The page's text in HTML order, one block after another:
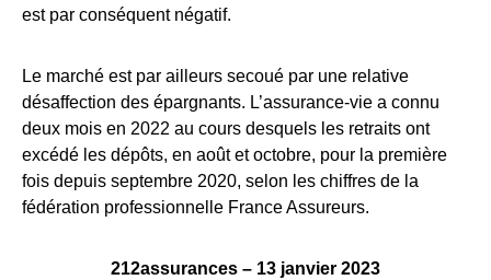
est par conséquent négatif.
Le marché est par ailleurs secoué par une relative
désaffection des épargnants. L’assurance-vie a connu
deux mois en 2022 au cours desquels les retraits ont
excédé les dépôts, en août et octobre, pour la première
fois depuis septembre 2020, selon les chiffres de la
fédération professionnelle France Assureurs.
212assurances – 13 janvier 2023